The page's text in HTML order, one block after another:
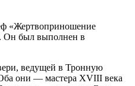
«Жертвоприношение
Он был выполнен в
ведущей в Тронную
они — мастера XVIII века